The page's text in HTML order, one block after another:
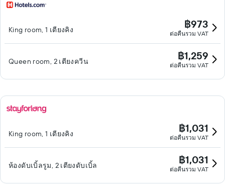
King room, 1 เตียงคิง ฿973
ต่อคืนรวม VAT
Queen room, 2 เตียงควีน ฿1,259
ต่อคืนรวม VAT
King room, 1 เตียงคิง ฿1,031
ต่อคืนรวม VAT
ห้องดับเบิ้ลรูม, 2 เตียงดับเบิ้ล ฿1,031
ต่อคืนรวม VAT